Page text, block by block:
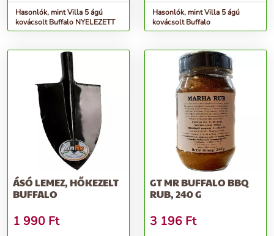
Hasonlók, mint Villa 5 ágú
kovácsolt Buffalo NYELEZETT
Hasonlók, mint Villa 5 ágú
kovácsolt Buffalo
ÁSÓ LEMEZ, HŐKEZELT
BUFFALO
1 990 Ft
GT MR BUFFALO BBQ
RUB, 240 G
3 196 Ft